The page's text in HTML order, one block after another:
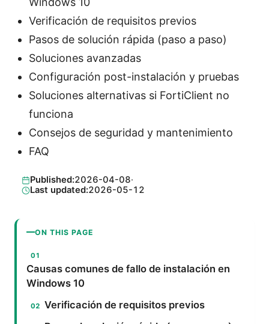
Verificación de requisitos previos
Pasos de solución rápida (paso a paso)
Soluciones avanzadas
Configuración post-instalación y pruebas
Soluciones alternativas si FortiClient no
funciona
Consejos de seguridad y mantenimiento
FAQ
Published:2026-04-08·
Last updated:2026-05-12
ON THIS PAGE
Causas comunes de fallo de instalación en
Windows 10
Verificación de requisitos previos